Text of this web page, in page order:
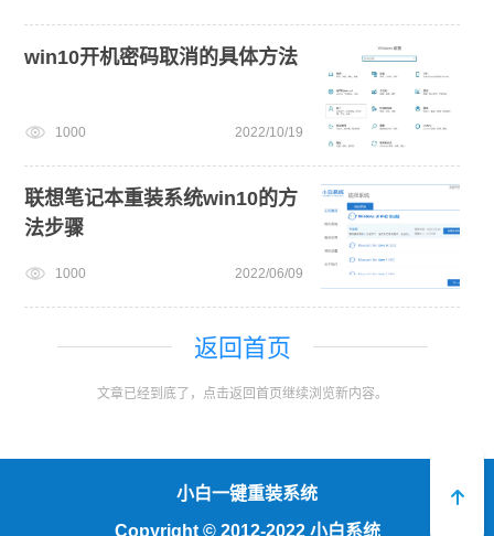
win10开机密码取消的具体方法
1000 2022/10/19
联想笔记本重装系统win10的方
法步骤
1000 2022/06/09
返回首页
文章已经到底了，点击返回首页继续浏览新内容。
小白一键重装系统
Copyright ©2012-2022 小白系统